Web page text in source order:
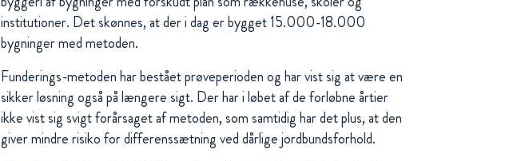
institutioner. Det skønnes, at der i dag er bygget 15.000-18.000
bygninger med metoden.
Funderings-metoden har bestået prøveperioden og har vist sig at være en
sikker løsning også på længere sigt. Der har i løbet af de forløbne årtier
ikke vist sig svigt forårsaget af metoden, som samtidig har det plus, at den
giver mindre risiko for differenssætning ved dårlige jordbundsforhold.